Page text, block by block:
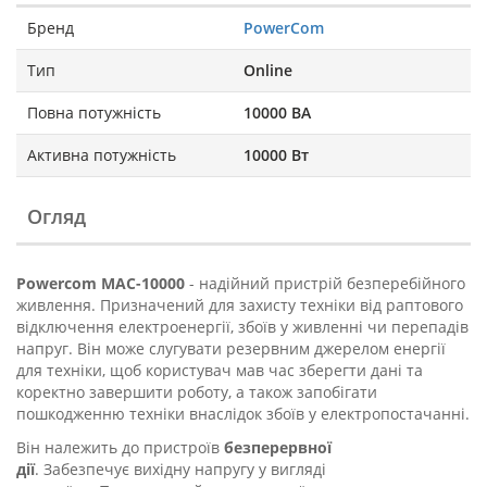
Бренд PowerCom
Тип Online
Повна потужність 10000 ВА
Активна потужність 10000 Вт
Огляд
Powercom MAC-10000 - надійний пристрій безперебійного
живлення. Призначений для захисту техніки від раптового
відключення електроенергії, збоїв у живленні чи перепадів
напруг. Він може слугувати резервним джерелом енергії
для техніки, щоб користувач мав час зберегти дані та
коректно завершити роботу, а також запобігати
пошкодженню техніки внаслідок збоїв у електропостачанні.
Він належить до пристроїв безперервної
дії. Забезпечує вихідну напругу у вигляді